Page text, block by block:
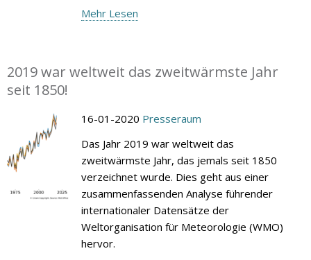
Mehr Lesen
2019 war weltweit das zweitwärmste Jahr
seit 1850!
16-01-2020 Presseraum
Das Jahr 2019 war weltweit das
zweitwärmste Jahr, das jemals seit 1850
verzeichnet wurde. Dies geht aus einer
zusammenfassenden Analyse führender
internationaler Datensätze der
Weltorganisation für Meteorologie (WMO)
hervor.